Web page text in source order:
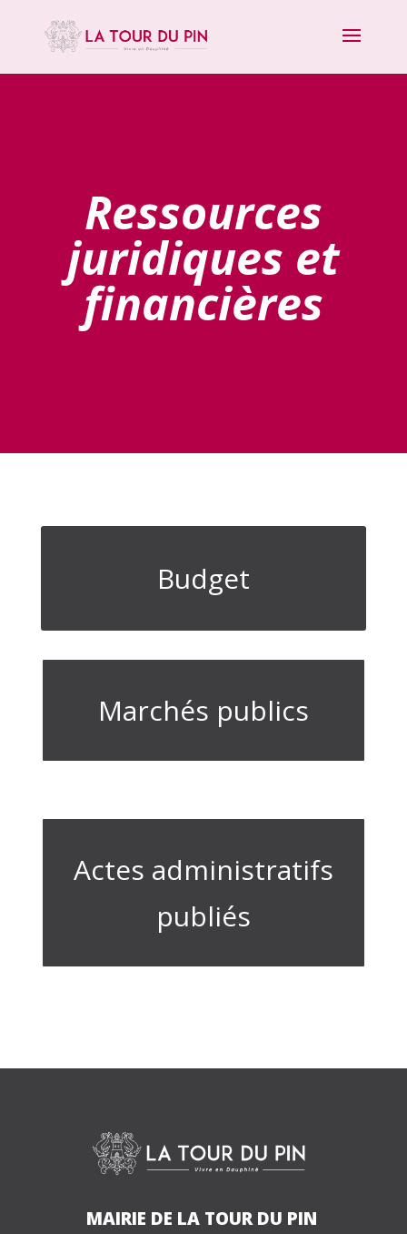
Ressources
juridiques et
financières
Budget
Marchés publics
Actes administratifs
publiés
MAIRIE DE LA TOUR DU PIN